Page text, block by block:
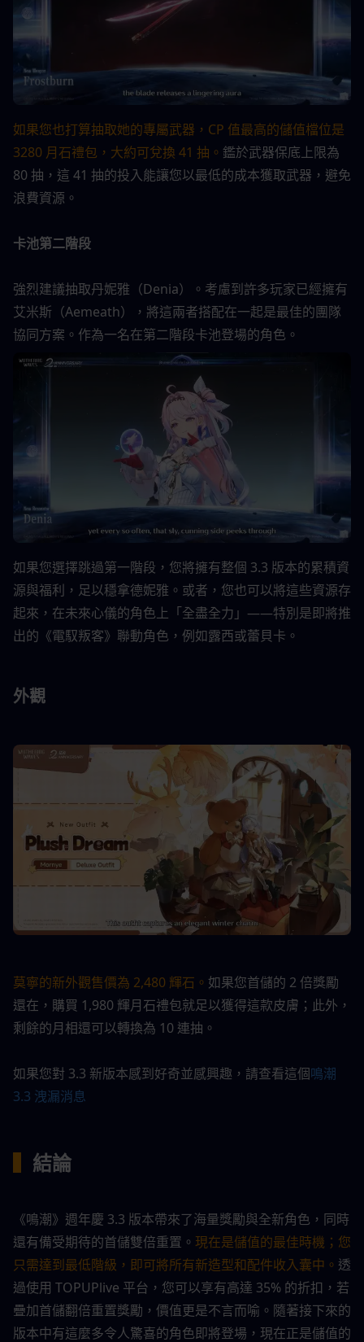
如果您也打算抽取她的專屬武器，CP 值最高的儲值檔位是
3280 月石禮包，大約可兌換 41 抽。 鑑於武器保底上限為
80 抽，這 41 抽的投入能讓您以最低的成本獲取武器，避免
浪費資源。
卡池第二階段
強烈建議抽取丹妮雅（Denia）。考慮到許多玩家已經擁有
艾米斯（Aemeath），將這兩者搭配在一起是最佳的團隊
協同方案。作為一名在第二階段卡池登場的角色。
如果您選擇跳過第一階段，您將擁有整個 3.3 版本的累積資
源與福利，足以穩拿德妮雅。或者，您也可以將這些資源存
起來，在未來心儀的角色上「全盡全力」——特別是即將推
出的《電馭叛客》聯動角色，例如露西或蕾貝卡。
外觀
莫寧的新外觀售價為 2,480 輝石。 如果您首儲的 2 倍獎勵
還在，購買 1,980 輝月石禮包就足以獲得這款皮膚；此外，
剩餘的月相還可以轉換為 10 連抽。
如果您對 3.3 新版本感到好奇並感興趣，請查看這個鳴潮
3.3 洩漏消息
結論
《鳴潮》週年慶 3.3 版本帶來了海量獎勵與全新角色，同時
還有備受期待的首儲雙倍重置。 現在是儲值的最佳時機；您
只需達到最低階級，即可將所有新造型和配件收入囊中。 透
過使用 TOPUPlive 平台，您可以享有高達 35% 的折扣，若
疊加首儲翻倍重置獎勵，價值更是不言而喻。隨著接下來的
版本中有這麼多令人驚喜的角色即將登場，現在正是儲值的